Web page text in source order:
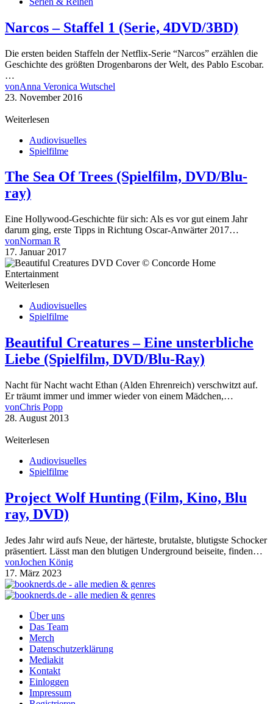
Narcos – Staffel 1 (Serie, 4DVD/3BD)
Die ersten beiden Staffeln der Netflix-Serie “Narcos” erzählen die
Geschichte des größten Drogenbarons der Welt, des Pablo Escobar.
…
vonAnna Veronica Wutschel
23. November 2016
Weiterlesen
Audiovisuelles
Spielfilme
The Sea Of Trees (Spielfilm, DVD/Blu-
ray)
Eine Hollywood-Geschichte für sich: Als es vor gut einem Jahr
darum ging, erste Tipps in Richtung Oscar-Anwärter 2017…
vonNorman R
17. Januar 2017
Weiterlesen
Audiovisuelles
Spielfilme
Beautiful Creatures – Eine unsterbliche
Liebe (Spielfilm, DVD/Blu-Ray)
Nacht für Nacht wacht Ethan (Alden Ehrenreich) verschwitzt auf.
Er träumt immer und immer wieder von einem Mädchen,…
vonChris Popp
28. August 2013
Weiterlesen
Audiovisuelles
Spielfilme
Project Wolf Hunting (Film, Kino, Blu
ray, DVD)
Jedes Jahr wird aufs Neue, der härteste, brutalste, blutigste Schocker
präsentiert. Lässt man den blutigen Underground beiseite, finden…
vonJochen König
17. März 2023
Über uns
Das Team
Merch
Datenschutzerklärung
Mediakit
Kontakt
Einloggen
Impressum